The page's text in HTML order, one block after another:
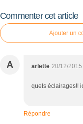
Commenter cet article
Ajouter un
A arlette 20/12/2015
quels éclairages!!
Répondre